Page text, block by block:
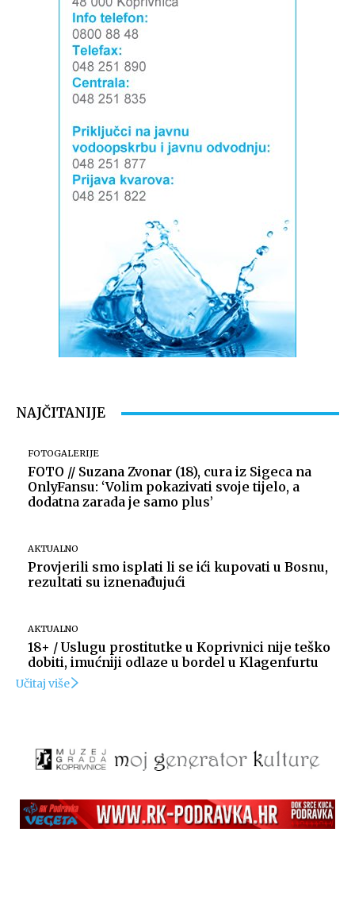
NAJČITANIJE
FOTOGALERIJE
FOTO // Suzana Zvonar (18), cura iz Sigeca na
OnlyFansu: ‘Volim pokazivati svoje tijelo, a
dodatna zarada je samo plus’
AKTUALNO
Provjerili smo isplati li se ići kupovati u Bosnu,
rezultati su iznenađujući
AKTUALNO
18+ / Uslugu prostitutke u Koprivnici nije teško
dobiti, imućniji odlaze u bordel u Klagenfurtu
Učitaj više